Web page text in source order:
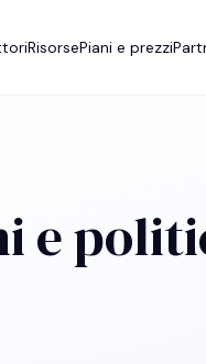
RisorsePiani e prezzi
e